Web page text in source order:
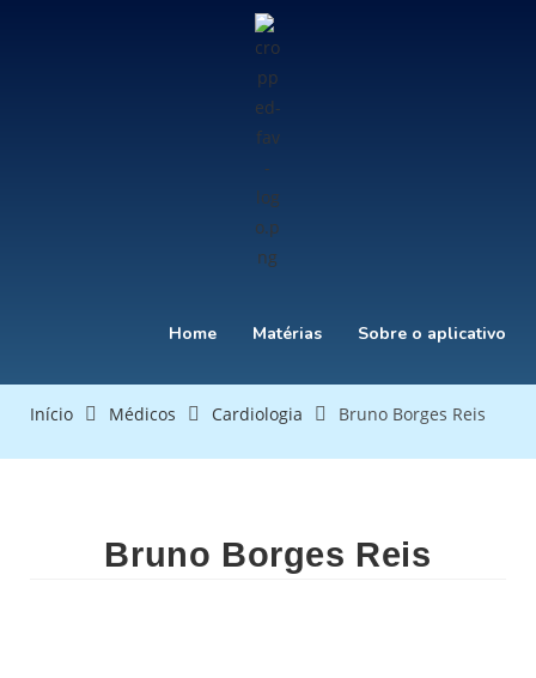
Home Matérias Sobre o aplicativo
Início Médicos Cardiologia Bruno Borges Reis
Bruno Borges Reis